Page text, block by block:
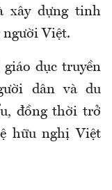
xây dựng tinh
người Việt.
dục truyền
dân và du
đồng thời trở
hữu nghị Việt